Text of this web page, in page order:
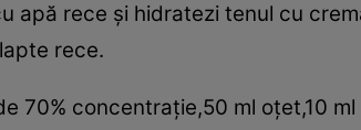
apă rece şi hidratezi tenul cu
rece.
70% concentraţie,50 ml oţet,10 ml